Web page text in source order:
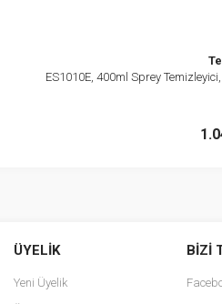
ES1010E, 400ml Sprey
ÜYELİK
Yeni Üyelik
BİZİ